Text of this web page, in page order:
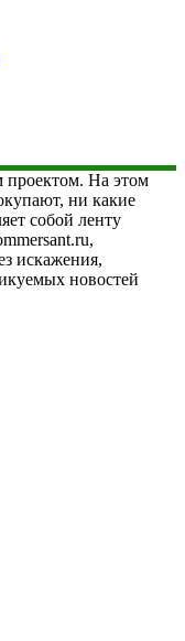
проектом. На этом
ни какие
собой ленту
искажения,
новостей